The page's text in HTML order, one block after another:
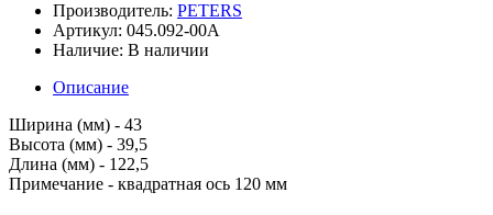
Производитель: PETERS
Артикул: 045.092-00A
Наличие: В наличии
Описание
Ширина (мм) - 43
Высота (мм) - 39,5
Длина (мм) - 122,5
Примечание - квадратная ось 120 мм